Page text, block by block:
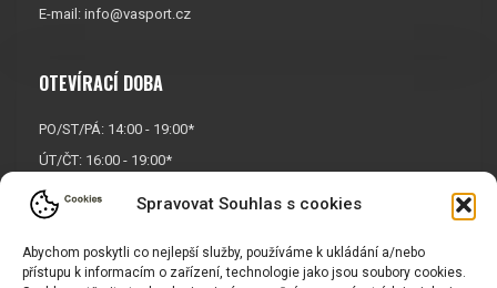
Spravovat Souhlas s cookies
Abychom poskytli co nejlepší služby, používáme k ukládání a/nebo
přístupu k informacím o zařízení, technologie jako jsou soubory cookies.
E-mail: info@vasport.cz
OTEVÍRACÍ DOBA
PO/ST/PÁ: 14:00 - 19:00*
ÚT/ČT: 16:00 - 19:00*
Sobota: 9:00 - 17:00*
Neděle:
* Říjen, listopad a prosinec
OTEVŘENO POUZE
PO/ST/PÁ